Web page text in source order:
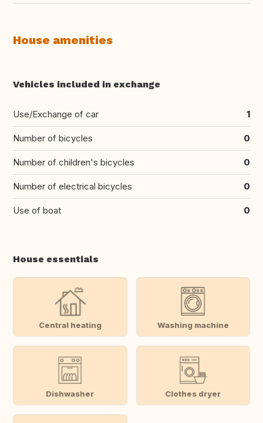
House amenities
Vehicles included in exchange
Use/Exchange of car 1
Number of bicycles 0
Number of children's bicycles 0
Number of electrical bicycles 0
Use of boat 0
House essentials
Central heating Washing machine
Dishwasher Clothes dryer